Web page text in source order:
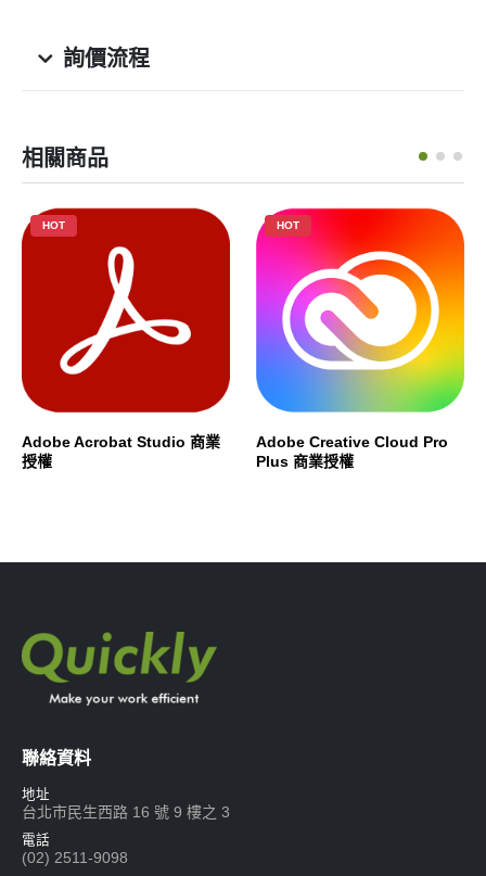
詢價流程
相關商品
HOT
Adobe Acrobat Studio 商業
授權
HOT
Adobe Creative Cloud Pro
Plus 商業授權
聯絡資料
地址
台北市民生西路 16 號 9 樓之 3
電話
(02) 2511-9098